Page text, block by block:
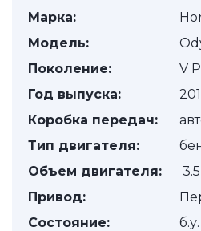
Марка:
Модель:
Поколение:
V
Год выпуска:
Коробка передач:
Тип двигателя:
Объем двигателя:
3.5
Привод:
Состояние:
б.у.